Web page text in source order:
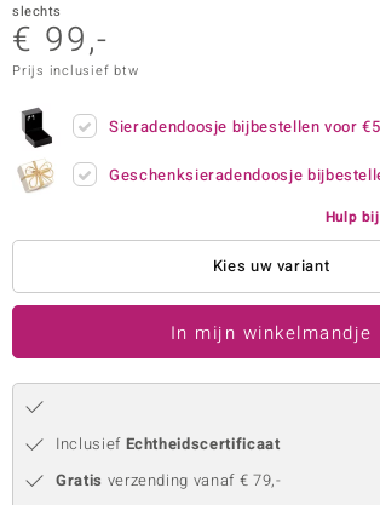
slechts
€ 99,-
Prijs inclusief btw
Sieradendoosje bijbestellen voor
Geschenksieradendoosje
Hulp
Kies uw variant
In mijn winkelmandje
Inclusief Echtheidscertificaat
Gratis verzending vanaf € 79,-